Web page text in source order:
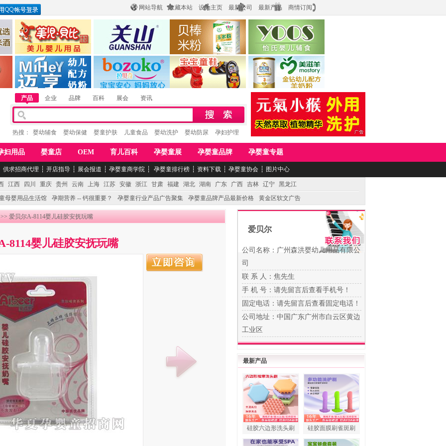
网站导航 收藏本站 设为主页 最新公司 最新产品 商情订阅
惠州市美儿婴儿用品公司
湖南迈亨母婴用品有限公司
陕西关山乳业有限公司
香港欧嘻高婴童用品公司
江西贝棒儿童食品 上海怡氏食品科技有限公司
湖南美滋生物科技有限公司
产品 企业 品牌 百科 展会 资讯
热搜： 婴幼辅食 婴幼保健 婴童护肤 儿童食品 婴幼洗护 婴幼防尿 孕妇护理
妇用品 婴童店 OEM 育儿百科 孕婴童展 孕婴童品牌 孕婴童专题
供求招商代理 ┆ 开店指导 ┆ 展会报道 ┆ 孕婴童商学院 ┆ 孕婴童排行榜 ┆ 资料下载 ┆ 孕婴童协会 ┆ 图片中心
江西 四川 重庆 贵州 云南 上海 江苏 安徽 浙江 甘肃 福建 湖北 湖南 广东 广西 吉林 辽宁 黑龙江
母婴用品生活馆
孕期营养 -- 钙很重要？ 孕婴童行业产品广告聚集 孕婴童品牌产品最新价格 黄金区软文广告
爱贝尔A-8114婴儿硅胶安抚玩嘴
8114婴儿硅胶安抚玩嘴
爱贝尔
公司名称：广州森洪婴幼儿用品有限公
司
联 系 人：焦先生
手 机 号： 请先留言后查看手机号！
固定电话： 请先留言后查看固定电话！
公司地址：中国广东广州市白云区黄边
工业区
最新产品
硅胶六边形洗头刷 硅胶面膜刷雀斑刷